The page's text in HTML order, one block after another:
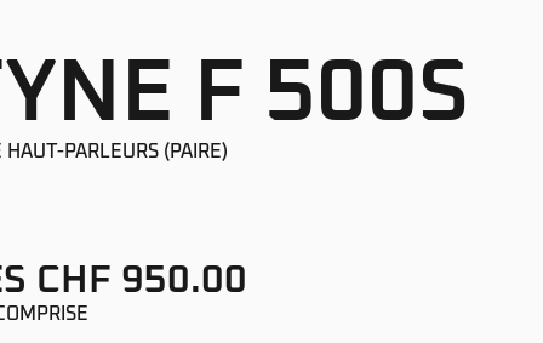
F 500S
HAUT-PARLEURS (PAIRE)
CHF 950.00